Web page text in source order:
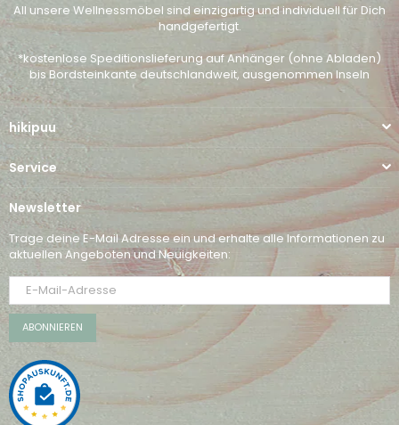
All unsere Wellnessmöbel sind einzigartig und individuell für Dich
handgefertigt.
*kostenlose Speditionslieferung auf Anhänger (ohne Abladen)
bis Bordsteinkante deutschlandweit, ausgenommen Inseln
hikipuu
Service
Newsletter
Trage deine E-Mail Adresse ein und erhalte alle Informationen zu
aktuellen Angeboten und Neuigkeiten:
ABONNIEREN